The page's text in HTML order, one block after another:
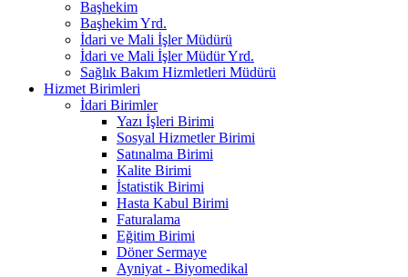
Başhekim
Başhekim Yrd.
İdari ve Mali İşler Müdürü
İdari ve Mali İşler Müdür Yrd.
Sağlık Bakım Hizmletleri Müdürü
Hizmet Birimleri
İdari Birimler
Yazı İşleri Birimi
Sosyal Hizmetler Birimi
Satınalma Birimi
Kalite Birimi
İstatistik Birimi
Hasta Kabul Birimi
Faturalama
Eğitim Birimi
Döner Sermaye
Ayniyat - Biyomedikal